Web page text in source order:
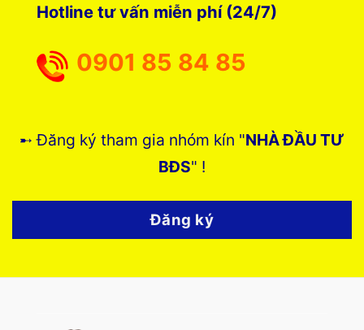
Hotline tư vấn miễn phí (24/7)
0901 85 84 85
➸ Đăng ký tham gia nhóm kín "NHÀ ĐẦU TƯ
BĐS" !
Đăng ký